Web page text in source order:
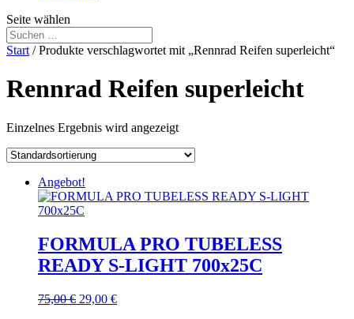
Seite wählen
Start / Produkte verschlagwortet mit „Rennrad Reifen superleicht“
Rennrad Reifen superleicht
Einzelnes Ergebnis wird angezeigt
Angebot!
FORMULA PRO TUBELESS
READY S-LIGHT 700x25C
75,00€ Ursprünglicher
29,00 €Aktueller